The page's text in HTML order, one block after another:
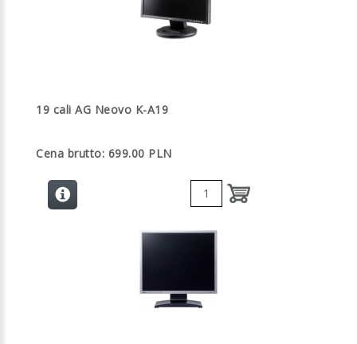
19 cali AG Neovo K-A19
Cena brutto: 699.00 PLN